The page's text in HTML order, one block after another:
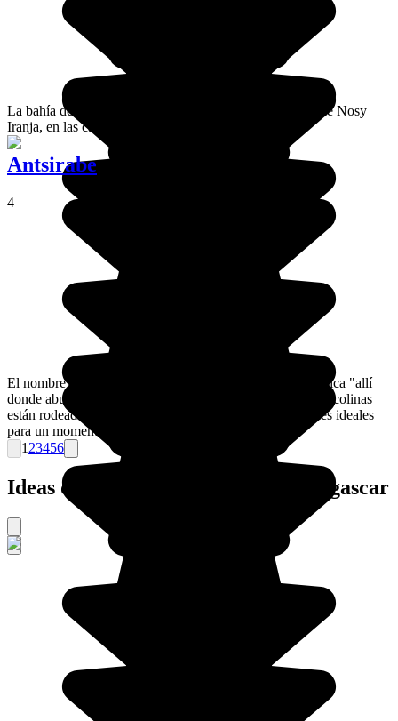
La bahía de Baramahamay se encuentra al sur de la isla de Nosy
Iranja, en las calientes aguas del norte de Madagascar.
Antsirabe
4
El nombre de Antsirabe viene de "Any sira be" que significa "allí
donde abunda la sal". Alcanza los 1500 m de altitud y sus colinas
están rodeadas de fuentes termales ricas en sales minerales ideales
para un momento de relax durante tu viaje.
1 23456
Ideas de viajes organizados a Madagascar